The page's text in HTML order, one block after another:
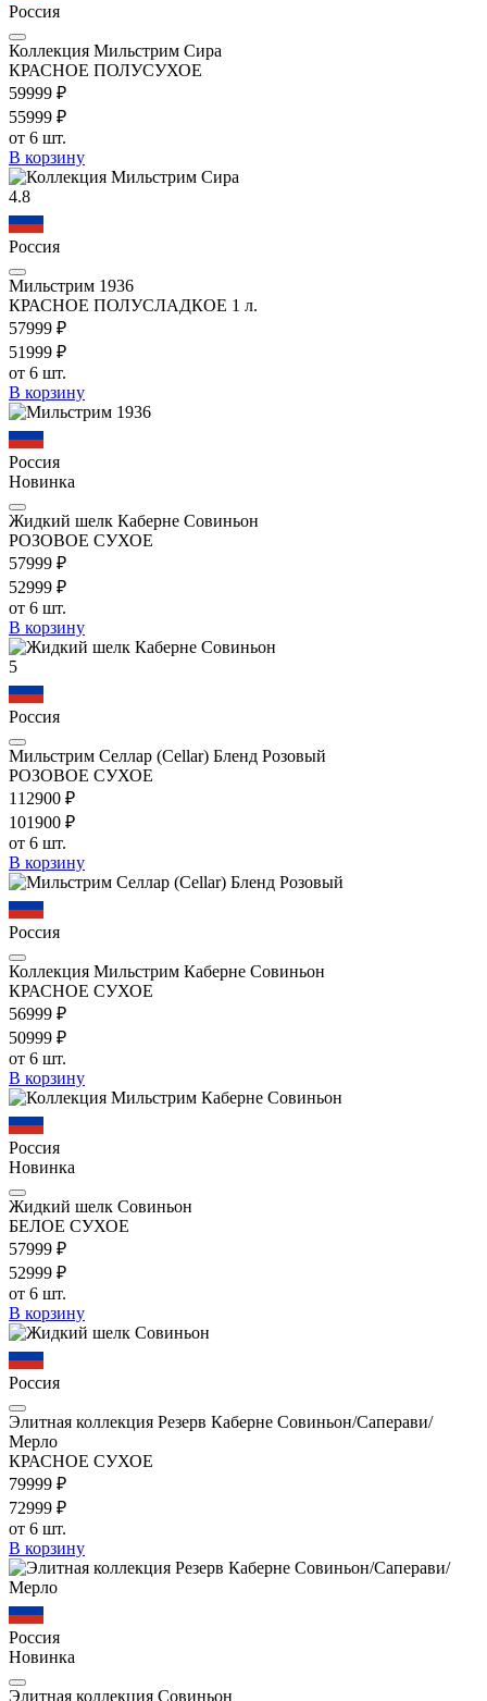
Россия
Коллекция Мильстрим Сира
КРАСНОЕ ПОЛУСУХОЕ
59999 ₽
55999 ₽
от 6 шт.
В корзину
4.8
Россия
Мильстрим 1936
КРАСНОЕ ПОЛУСЛАДКОЕ 1 л.
57999 ₽
51999 ₽
от 6 шт.
В корзину
Россия
Новинка
Жидкий шелк Каберне Совиньон
РОЗОВОЕ СУХОЕ
57999 ₽
52999 ₽
от 6 шт.
В корзину
5
Россия
Мильстрим Селлар (Cellar) Бленд Розовый
РОЗОВОЕ СУХОЕ
112900 ₽
101900 ₽
от 6 шт.
В корзину
Россия
Коллекция Мильстрим Каберне Совиньон
КРАСНОЕ СУХОЕ
56999 ₽
50999 ₽
от 6 шт.
В корзину
Россия
Новинка
Жидкий шелк Совиньон
БЕЛОЕ СУХОЕ
57999 ₽
52999 ₽
от 6 шт.
В корзину
Россия
Элитная коллекция Резерв Каберне Совиньон/Саперави/
Мерло
КРАСНОЕ СУХОЕ
79999 ₽
72999 ₽
от 6 шт.
В корзину
Россия
Новинка
Элитная коллекция Совиньон